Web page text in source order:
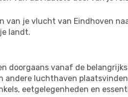
je vlucht van Eindhoven
landt.
doorgaans vanaf de
luchthaven
eetgelegenheden en